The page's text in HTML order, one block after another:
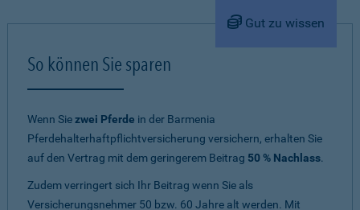
Gut zu wissen
So können Sie sparen
Wenn Siezwei Pferde in der Barmenia
Pferdehalterhaftpflichtversicherung versichern, erhalten Sie
auf den Vertrag mit dem geringerem Beitrag 50 % Nachlass.
Zudem verringert sich Ihr Beitrag wenn Sie als
Versicherungsnehmer 50 bzw. 60 Jahre alt werden. Mit